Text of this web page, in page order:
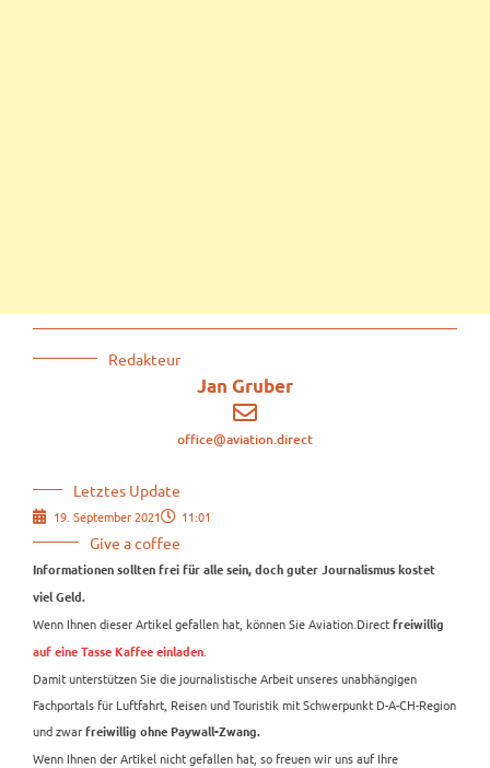
Redakteur
Jan Gruber
office@aviation.direct
Letztes Update
19. September 2021 11:01
Give a coffee
Informationen sollten frei für alle sein, doch guter Journalismus kostet
viel Geld.
Wenn Ihnen dieser Artikel gefallen hat, können Sie Aviation.Direct freiwillig
auf eine Tasse Kaffee einladen
Damit unterstützen Sie die journalistische Arbeit unseres unabhängigen
Fachportals für Luftfahrt, Reisen und Touristik mit Schwerpunkt D-A-CH-Region
und zwar freiwillig ohne Paywall-Zwang.
Wenn Ihnen der Artikel nicht gefallen hat, so freuen wir uns auf Ihre